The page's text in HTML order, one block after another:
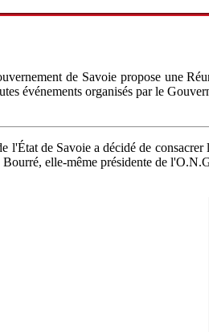
de Savoie propose une
événements organisés par le
l'État de Savoie a décidé de consacrer
Bourré, elle-même présidente de